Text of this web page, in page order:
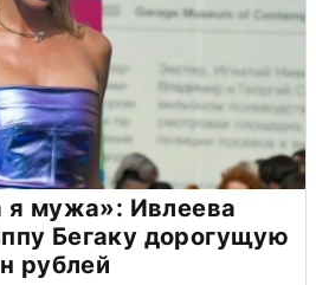
я мужа»: Ивлеева
Бегаку дорогущую
рублей